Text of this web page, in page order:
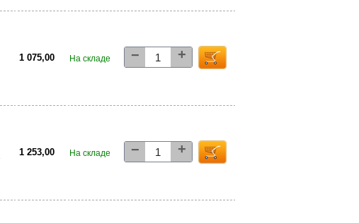
1 075,00 На складе − +
1 253,00 На складе − +